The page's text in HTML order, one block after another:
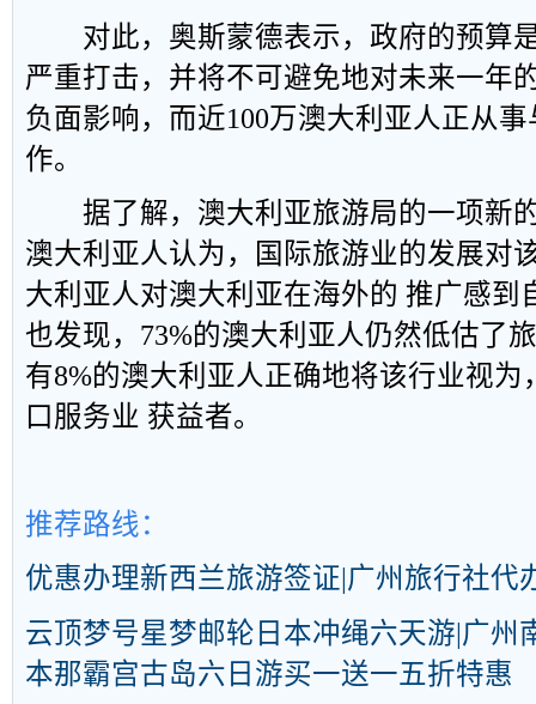
对此，奥斯蒙德表示，政府的预算
严重打击，并将不可避免地对未来一年
负面影响，而近100万澳大利亚人正从
作。
据了解，澳大利亚旅游局的一项新的
澳大利亚人认为，国际旅游业的发展对
大利亚人对澳大利亚在海外的 推广感到
也发现，73%的澳大利亚人仍然低估了
有8%的澳大利亚人正确地将该行业视为
口服务业 获益者。
推荐路线：
优惠办理新西兰旅游签证|广州旅行社代
云顶梦号星梦邮轮日本冲绳六天游|广州
本那霸宫古岛六日游买一送一五折特惠